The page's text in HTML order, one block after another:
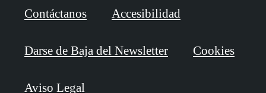
Contáctanos Accesibilidad
Darse de Baja del Newsletter Cookies
Aviso Legal